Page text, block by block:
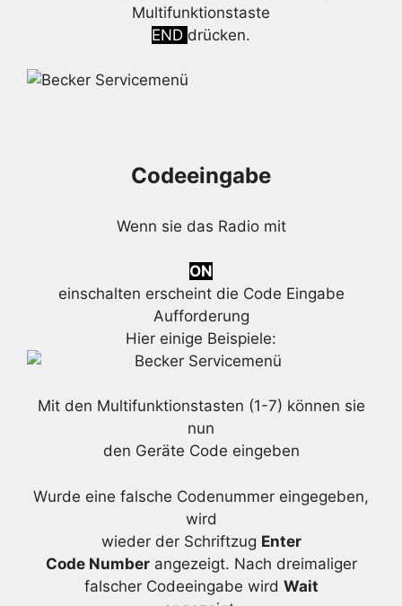
Multifunktionstaste
END drücken.
Codeeingabe
Wenn sie das Radio mit
ON
einschalten erscheint die Code Eingabe
Aufforderung
Hier einige Beispiele:
Mit den Multifunktionstasten (1-7) können sie
nun
den Geräte Code eingeben
Wurde eine falsche Codenummer eingegeben,
wird
wieder der Schriftzug Enter
Code Numberangezeigt. Nach dreimaliger
falscher Codeeingabe wird Wait